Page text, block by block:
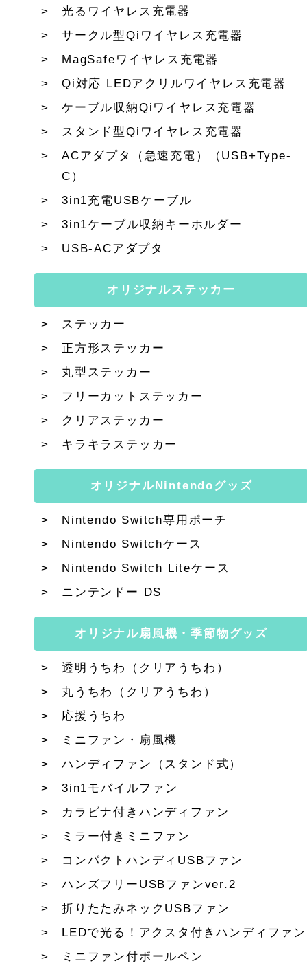
光るワイヤレス充電器
サークル型Qiワイヤレス充電器
MagSafeワイヤレス充電器
Qi対応 LEDアクリルワイヤレス充電器
ケーブル収納Qiワイヤレス充電器
スタンド型Qiワイヤレス充電器
ACアダプタ（急速充電）（USB+Type-
C）
3in1充電USBケーブル
3in1ケーブル収納キーホルダー
USB-ACアダプタ
オリジナルステッカー
ステッカー
正方形ステッカー
丸型ステッカー
フリーカットステッカー
クリアステッカー
キラキラステッカー
オリジナルNintendoグッズ
Nintendo Switch専用ポーチ
Nintendo Switchケース
Nintendo Switch Liteケース
ニンテンドー DS
オリジナル扇風機・季節物グッズ
透明うちわ（クリアうちわ）
丸うちわ（クリアうちわ）
応援うちわ
ミニファン・扇風機
ハンディファン（スタンド式）
3in1モバイルファン
カラビナ付きハンディファン
ミラー付きミニファン
コンパクトハンディUSBファン
ハンズフリーUSBファンver.2
折りたたみネックUSBファン
LEDで光る！アクスタ付きハンディファン
ミニファン付ボールペン